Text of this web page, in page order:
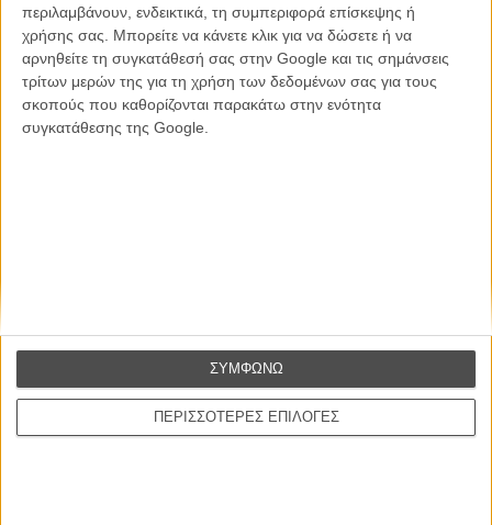
περιλαμβάνουν, ενδεικτικά, τη συμπεριφορά επίσκεψης ή
χρήσης σας. Μπορείτε να κάνετε κλικ για να δώσετε ή να
αρνηθείτε τη συγκατάθεσή σας στην Google και τις σημάνσεις
τρίτων μερών της για τη χρήση των δεδομένων σας για τους
σκοπούς που καθορίζονται παρακάτω στην ενότητα
συγκατάθεσης της Google.
ΠΕΡΙΣΣΟΤΕΡΕΣ ΕΠΙΛΟΓΕΣ
ΣΥΜΦΩΝΩ
Εγγράψου στο εβδομαδιαίο newsletter μας.
Θέλω να λαμβάνω τα newsletter σας.